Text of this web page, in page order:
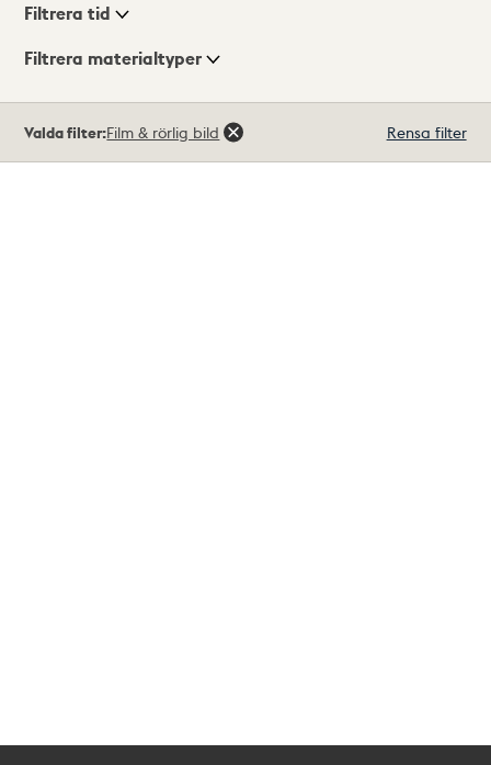
Visningsläge
Filtrera tid
Filtrera materialtyper
träffar
Valda filter:Film & rörlig bild Rensa filter